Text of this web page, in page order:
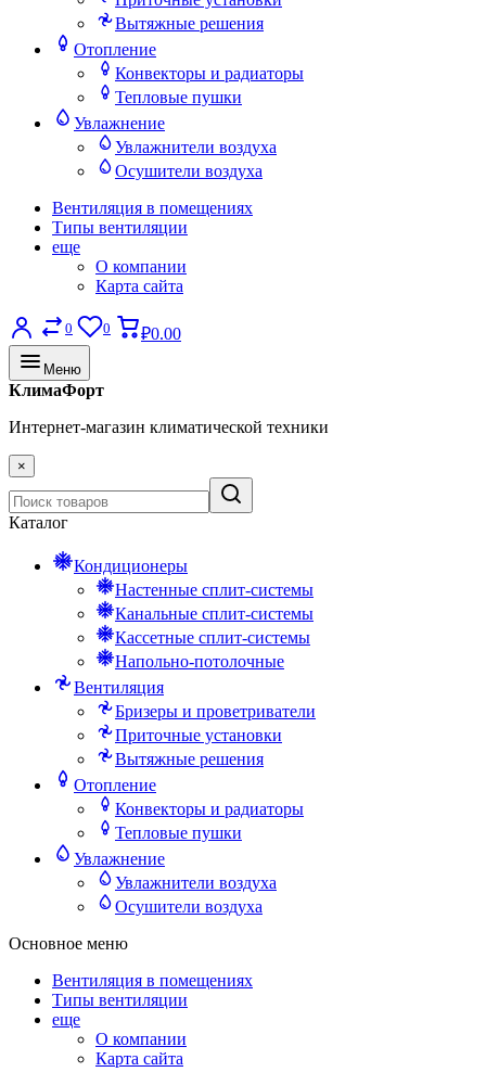
Вытяжные решения
Отопление
Конвекторы и радиаторы
Тепловые пушки
Увлажнение
Увлажнители воздуха
Осушители воздуха
Вентиляция в помещениях
Типы вентиляции
еще
О компании
Карта сайта
0 0 ₽0.00
Меню
КлимаФорт
Интернет-магазин климатической техники
×
Каталог
Кондиционеры
Настенные сплит-системы
Канальные сплит-системы
Кассетные сплит-системы
Напольно-потолочные
Вентиляция
Бризеры и проветриватели
Приточные установки
Вытяжные решения
Отопление
Конвекторы и радиаторы
Тепловые пушки
Увлажнение
Увлажнители воздуха
Осушители воздуха
Основное меню
Вентиляция в помещениях
Типы вентиляции
еще
О компании
Карта сайта